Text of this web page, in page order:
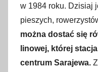
w 1984 roku. Dzisiaj
pieszych,
można dostać się
linowej, której
centrum Sarajewa.